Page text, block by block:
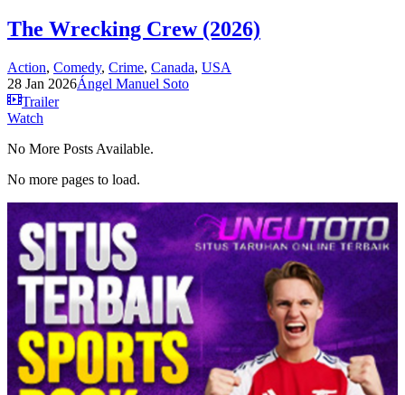
The Wrecking Crew (2026)
Action, Comedy, Crime, Canada, USA
28 Jan 2026Ángel Manuel Soto
Trailer
Watch
No More Posts Available.
No more pages to load.